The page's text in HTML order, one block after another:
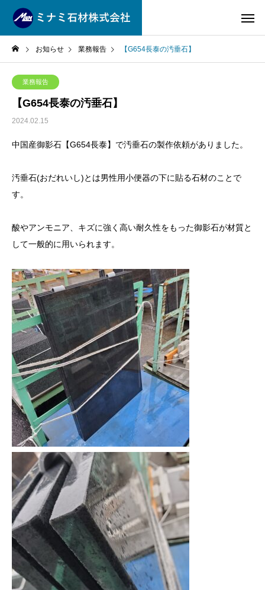
お知らせ 業務報告 【G654長泰の汚垂石】
業務報告
【G654長泰の汚垂石】
2024.02.15
中国産御影石【G654長泰】で汚垂石の製作依頼がありました。
汚垂石(おだれいし)とは男性用小便器の下に貼る石材のことで
す。
酸やアンモニア、キズに強く高い耐久性をもった御影石が材質と
して一般的に用いられます。